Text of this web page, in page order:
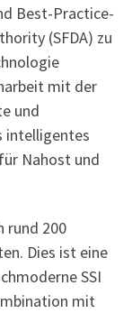
Best-Practice-
(SFDA) zu
mit der
und
intelligentes
Nahost und
rund 200
Dies ist eine
SSI
mit